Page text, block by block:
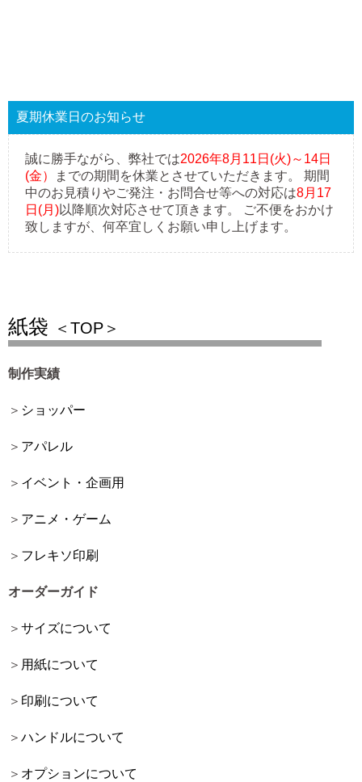
夏期休業日のお知らせ
誠に勝手ながら、弊社では2026年8月11日(火)～14日
(金）
までの期間を休業とさせていただきます。 期間
中のお見積りやご発注・お問合せ等への対応は8月17
日(月)以降順次対応させて頂きます。 ご不便をおかけ
致しますが、何卒宜しくお願い申し上げます。
紙袋 ＜TOP＞
制作実績
ショッパー
アパレル
イベント・企画用
アニメ・ゲーム
フレキソ印刷
オーダーガイド
サイズについて
用紙について
印刷について
ハンドルについて
オプションについて